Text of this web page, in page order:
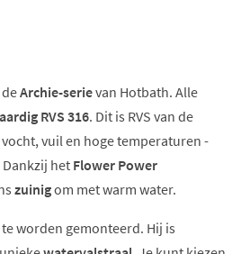
Archie-serievan Hotbath. Alle
RVS 316. Dit is RVS van de
vuil en hoge temperaturen -
het Flower Power
zuinigom met warm water.
te worden gemonteerd. Hij is